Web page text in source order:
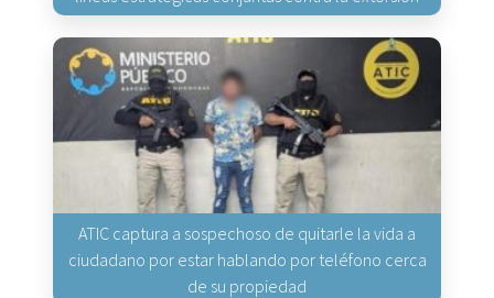
ATIC captura a sospechoso de quitarle la vida a
ciudadano por estar hablando por teléfono cerca
de su propiedad